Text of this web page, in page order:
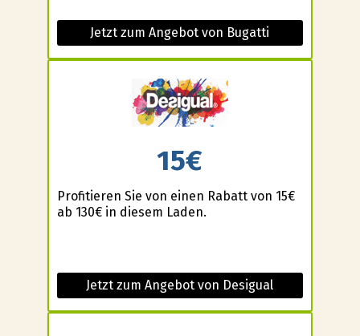
Jetzt zum Angebot von Bugatti
15€
Profitieren Sie von einen Rabatt von 15€
ab 130€ in diesem Laden.
Jetzt zum Angebot von Desigual